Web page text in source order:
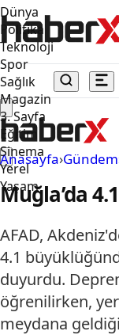
Dünya
Politika
Teknoloji
Spor
Sağlık
Magazin
3. Sayfa
Eğitim
Sinema
Yerel
Yaşam
Anasayfa›Gündem
Muğla’da
AFAD,
4.1
duyurdu.
öğrenilirken,
meydana